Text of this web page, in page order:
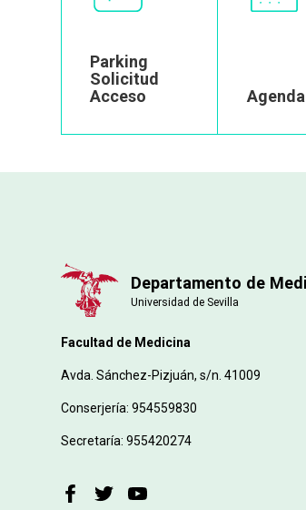
Parking
Solicitud
Acceso
Agenda
Facultad de Medicina
Avda. Sánchez-Pizjuán, s/n. 41009
Conserjería: 954559830
Secretaría: 955420274